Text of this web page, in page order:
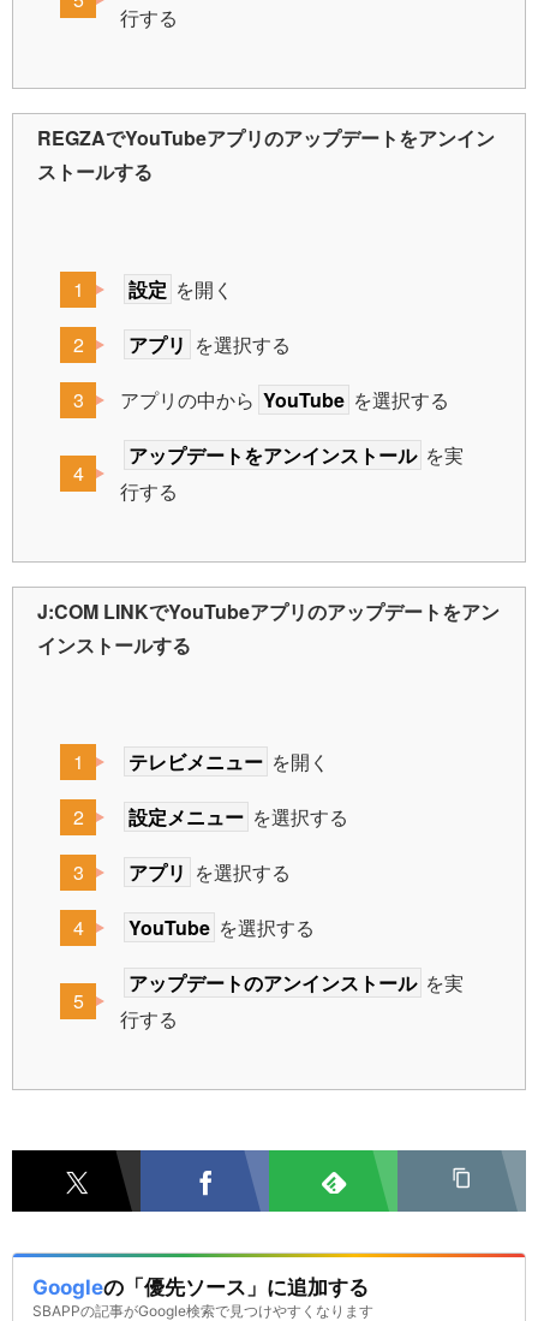
行する
REGZAでYouTubeアプリのアップデートをアンイン
ストールする
設定 を開く
アプリ を選択する
アプリの中から YouTube を選択する
アップデートをアンインストール を実
行する
J:COM LINKでYouTubeアプリのアップデートをアン
インストールする
テレビメニュー を開く
設定メニュー を選択する
アプリ を選択する
YouTube を選択する
アップデートのアンインストール を実
行する
Googleの「優先ソース」に追加する
SBAPPの記事がGoogle検索で見つけやすくなります